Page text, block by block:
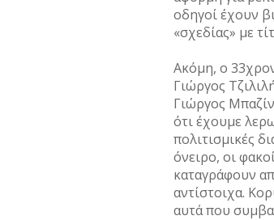
οδηγοί έχουν
«σχεδίας» με
Ακόμη, ο
Γιώργος
Γιώργος
ότι έχουμε
πολιτισμικές
όνειρο, οι
καταγράφουν
αντίστοιχα.
αυτά που